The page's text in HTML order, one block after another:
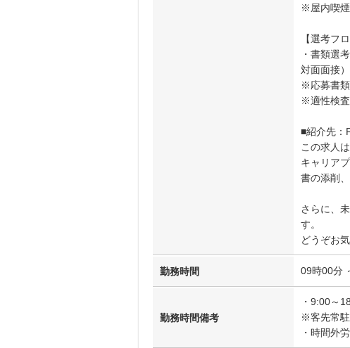
※屋内喫
【選考フロ
・書類選
対面面接
※応募書
※適性検
■紹介先：
この求人
キャリア
書の添削
さらに、
す。
どうぞお
勤務時間 09時00分
勤務時間備考
・9:00～
※客先常駐
・時間外